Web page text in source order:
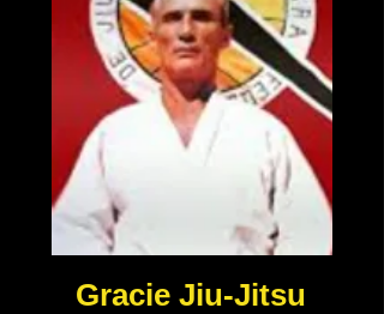
Gracie Jiu-Jitsu